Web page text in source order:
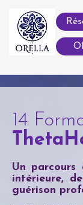
14
Un parcours
intérieure,
guérison